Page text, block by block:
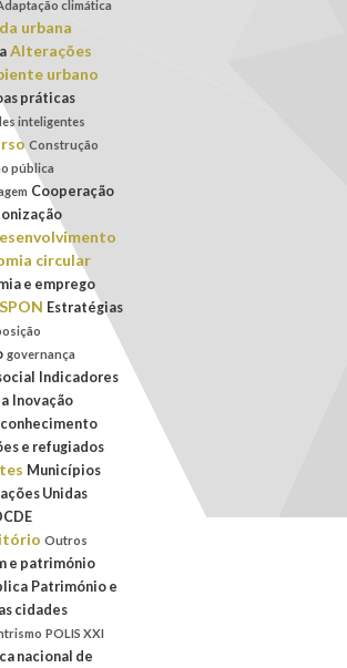
climática
urbana
Alterações
urbano
práticas
inteligentes
Construção
pública
Cooperação
circular
e emprego
Estratégias
governança
Indicadores
Inovação
conhecimento
e refugiados
Municípios
Unidas
Outros
e património
Património e
cidades
POLIS XXI
nacional de